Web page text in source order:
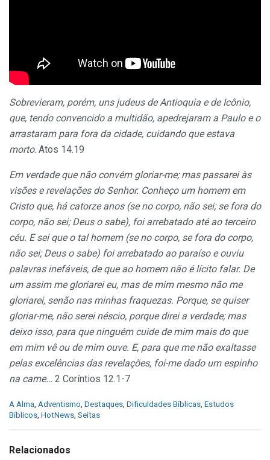
Sobrevieram, porém, uns judeus de Antioquia e de Icônio,
que, tendo convencido a multidão, apedrejaram a Paulo e o
arrastaram para fora da cidade, cuidando que estava
morto. Atos 14.19
Em verdade que não convém gloriar-me; mas passarei às
visões e revelações do Senhor. Conheço um homem em
Cristo que, há catorze anos (se no corpo, não sei; se fora do
corpo, não sei; Deus o sabe), foi arrebatado até ao terceiro
céu. E sei que o tal homem (se no corpo, se fora do corpo,
não sei; Deus o sabe) foi arrebatado ao paraíso e ouviu
palavras inefáveis, de que ao homem não é lícito falar. De
um assim me gloriarei eu, mas de mim mesmo não me
gloriarei, senão nas minhas fraquezas. Porque, se quiser
gloriar-me, não serei néscio, porque direi a verdade; mas
deixo isso, para que ninguém cuide de mim mais do que
em mim vê ou de mim ouve. E, para que me não exaltasse
pelas excelências das revelações, foi-me dado um espinho
na carne… 2 Coríntios 12.1-7
C
a
g
A Alma, Adventismo, Destaques, Dificuldades Bíblicas, Estudos
Bíblicos, HotNews, Seitas
Relacionados